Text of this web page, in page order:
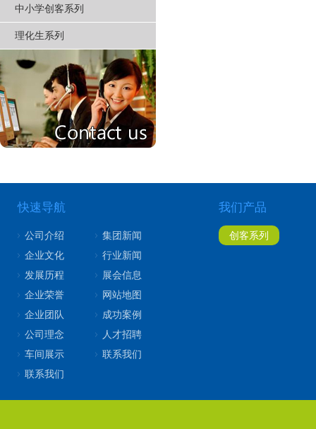
中小学创客系列
理化生系列
快速导航
公司介绍
企业文化
发展历程
企业荣誉
企业团队
公司理念
车间展示
联系我们
集团新闻
行业新闻
展会信息
网站地图
成功案例
人才招聘
联系我们
我们产品
创客系列